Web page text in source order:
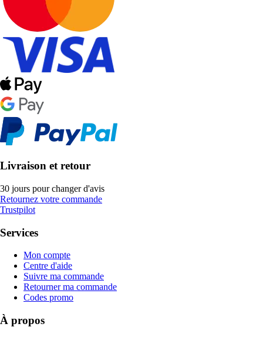
Livraison et retour
30 jours pour changer d'avis
Retournez votre commande
Trustpilot
Services
Mon compte
Centre d'aide
Suivre ma commande
Retourner ma commande
Codes promo
À propos